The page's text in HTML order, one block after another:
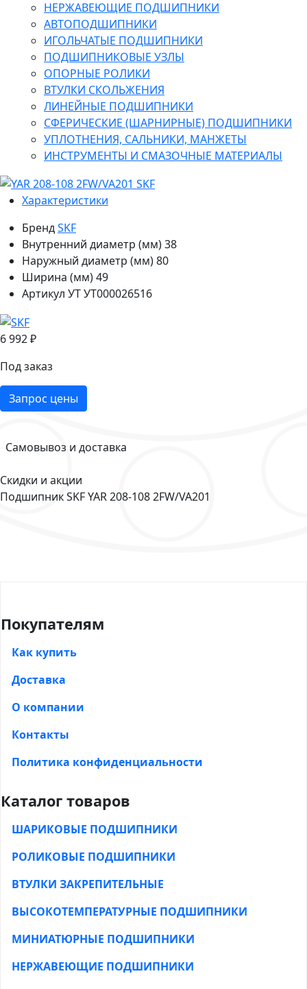
НЕРЖАВЕЮЩИЕ ПОДШИПНИКИ
АВТОПОДШИПНИКИ
ИГОЛЬЧАТЫЕ ПОДШИПНИКИ
ПОДШИПНИКОВЫЕ УЗЛЫ
ОПОРНЫЕ РОЛИКИ
ВТУЛКИ СКОЛЬЖЕНИЯ
ЛИНЕЙНЫЕ ПОДШИПНИКИ
СФЕРИЧЕСКИЕ (ШАРНИРНЫЕ) ПОДШИПНИКИ
УПЛОТНЕНИЯ, САЛЬНИКИ, МАНЖЕТЫ
ИНСТРУМЕНТЫ И СМАЗОЧНЫЕ МАТЕРИАЛЫ
Характеристики
БрендSKF
Внутренний диаметр (мм)38
Наружный диаметр (мм)80
Ширина (мм)49
Артикул УТУТ000026516
6 992 ₽
Под заказ
Запрос цены
Самовывоз и доставка
Скидки и акции
Подшипник SKF YAR 208-108 2FW/VA201
Покупателям
Как купить
Доставка
О компании
Контакты
Политика конфиденциальности
Каталог товаров
ШАРИКОВЫЕ ПОДШИПНИКИ
РОЛИКОВЫЕ ПОДШИПНИКИ
ВТУЛКИ ЗАКРЕПИТЕЛЬНЫЕ
ВЫСОКОТЕМПЕРАТУРНЫЕ ПОДШИПНИКИ
МИНИАТЮРНЫЕ ПОДШИПНИКИ
НЕРЖАВЕЮЩИЕ ПОДШИПНИКИ